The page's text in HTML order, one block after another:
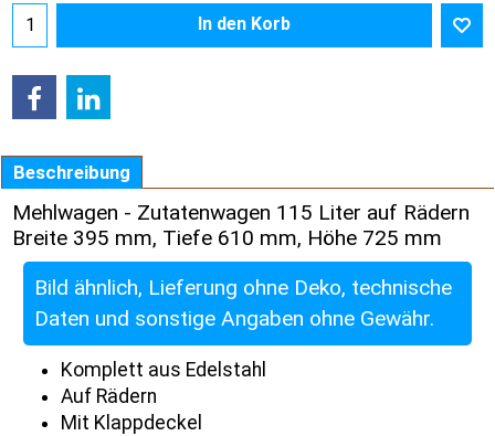
In den Korb
Beschreibung
Mehlwagen - Zutatenwagen 115 Liter auf Rädern
Breite 395 mm, Tiefe 610 mm, Höhe 725 mm
Bild ähnlich, Lieferung ohne Deko, technische
Daten und sonstige Angaben ohne Gewähr.
Komplett aus Edelstahl
Auf Rädern
Mit Klappdeckel